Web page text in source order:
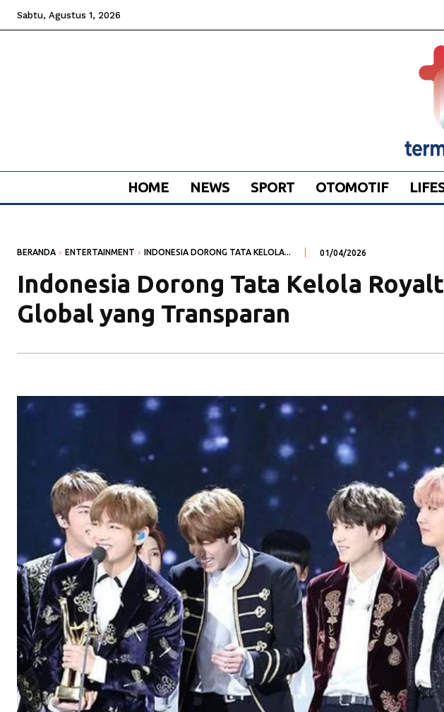
Sabtu, Agustus 1, 2026
HOME NEWS SPORT OTOMOTIF
BERANDA ENTERTAINMENT INDONESIA DORONG TATA KELOLA... 01/04/2026
Indonesia Dorong Tata Kelola
Global yang Transparan